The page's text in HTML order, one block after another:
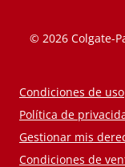
© 2026 Colgate-
Condiciones de uso
Política de
Gestionar mis
Condiciones de